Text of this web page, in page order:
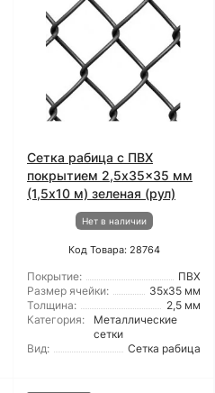
Сетка рабица с ПВХ
покрытием 2,5x35x35 мм
(1,5x10 м) зеленая (рул)
Нет в наличии
Код Товара: 28764
Покрытие:
ПВХ
Размер ячейки:
35х35 мм
Толщина:
2,5 мм
Категория:
Металлические
сетки
Вид:
Сетка рабица